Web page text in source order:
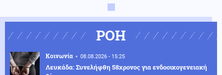
ΡΟΗ
Κοινωνία 08.08.2026 - 15:25
Λευκάδα: Συνελήφθη 58χρονος για ενδοοικογενειακή